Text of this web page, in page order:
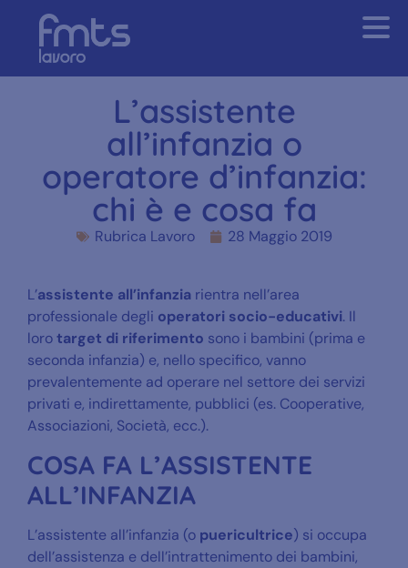
L’assistente
all’infanzia o
operatore d’infanzia:
chi è e cosa fa
Rubrica Lavoro 28 Maggio 2019
L’assistente all’infanzia rientra nell’area
professionale degli operatori socio-educativi. Il
lorotarget di riferimento sono i bambini (prima e
seconda infanzia) e, nello specifico, vanno
prevalentemente ad operare nel settore dei servizi
privati e, indirettamente, pubblici (es. Cooperative,
Associazioni, Società, ecc.).
COSA FA L’ASSISTENTE
ALL’INFANZIA
L’assistente all’infanzia (o puericultrice) si occupa
dell’assistenza e dell’intrattenimento dei bambini,